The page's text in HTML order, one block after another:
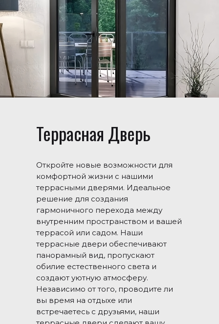
Террасная Дверь
Откройте новые возможности для
комфортной жизни с нашими
террасными дверями. Идеальное
решение для создания
гармоничного перехода между
внутренним пространством и вашей
террасой или садом. Наши
террасные двери обеспечивают
панорамный вид, пропускают
обилие естественного света и
создают уютную атмосферу.
Независимо от того, проводите ли
вы время на отдыхе или
встречаетесь с друзьями, наши